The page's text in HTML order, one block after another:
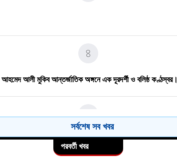
৯
১০
৪
​আহমেদ আলী মুকিব আন্তর্জাতিক অঙ্গনে এক দূরদর্শী ও বলিষ্ঠ কণ্ঠস্বর।
৫
সর্বশেষ সব খবর
পরবর্তী খবর